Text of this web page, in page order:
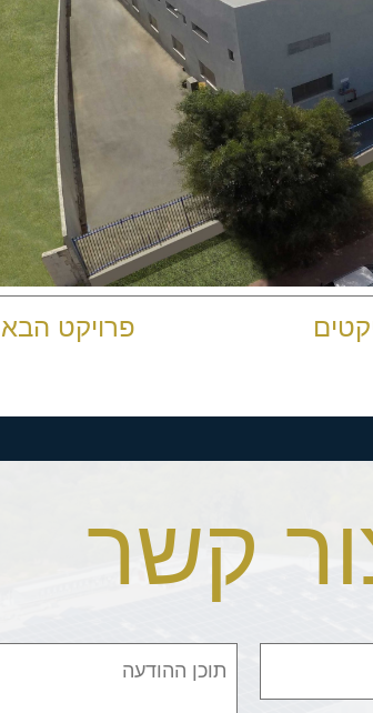
פרויקט
קשר
תוכן ההודעה